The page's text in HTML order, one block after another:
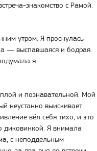
знакомство с Рамой.
утром. Я проснулась
— выспавшаяся и бодрая.
я.
и познавательной. Мой
неустанно выискивает
вёл себя тихо, и это
диковинкой. Я внимала
с неподдельным